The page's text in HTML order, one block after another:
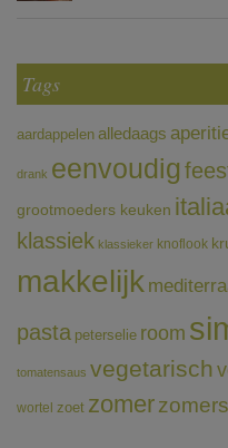
Tags
aardappelen alledaags
drank eenvoudig
grootmoeders keuken
klassiek klassieker knoflook
makkelijk
pasta peterselie room
tomatensaus vegetarisch
wortel zoet zomerzomers